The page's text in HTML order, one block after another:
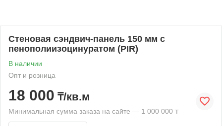
Стеновая сэндвич-панель 150 мм с
пенополиизоцинуратом (PIR)
В наличии
Опт и розница
18 000 ₸/кв.м
Минимальная сумма заказа на сайте — 1 000 000 ₸